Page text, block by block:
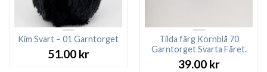
Kim Svart – 01 Garntorget
51.00 kr
Tilda färg Kornblå 70
Garntorget Svarta Fåret.
39.00 kr